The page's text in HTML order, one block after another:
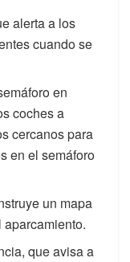
alerta a los
cuando se
en
coches a
cercanos para
en el semáforo
un mapa
que avisa a